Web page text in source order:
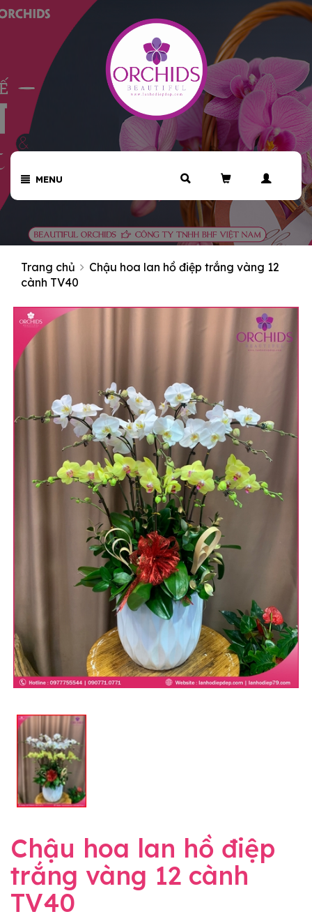
MENU
Trang chủ
Chậu hoa lan hồ điệp trắng vàng 12
cành TV40
Chậu hoa lan hồ điệp
trắng vàng 12 cành
TV40